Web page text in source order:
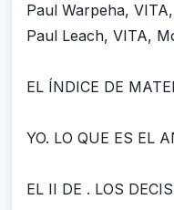
Paul Warpeha,
Paul Leach, VITA,
EL ÍNDICE DE
YO. LO QUE ES EL
EL II DE . LOS